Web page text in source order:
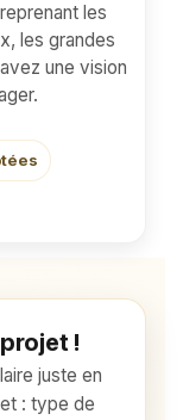
les
les grandes
une vision
!
juste en
: type de